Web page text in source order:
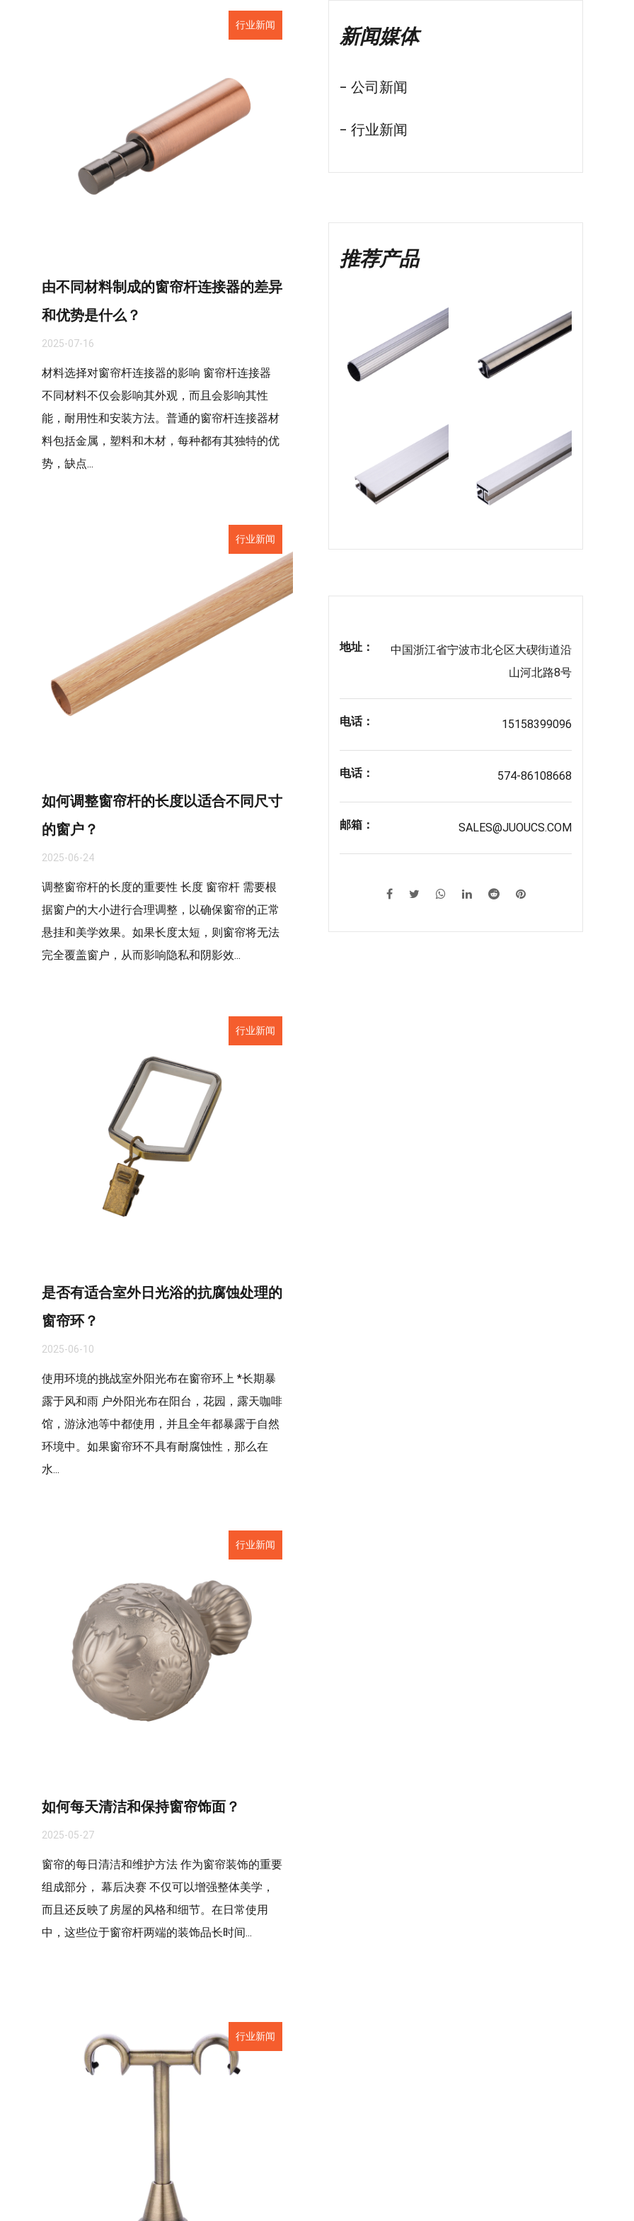
行业新闻
由不同材料制成的窗帘杆连接器的差异
和优势是什么？
2025-07-16
材料选择对窗帘杆连接器的影响 窗帘杆连接器
不同材料不仅会影响其外观，而且会影响其性
能，耐用性和安装方法。普通的窗帘杆连接器材
料包括金属，塑料和木材，每种都有其独特的优
势，缺点...
行业新闻
如何调整窗帘杆的长度以适合不同尺寸
的窗户？
2025-06-24
调整窗帘杆的长度的重要性 长度 窗帘杆 需要根
据窗户的大小进行合理调整，以确保窗帘的正常
悬挂和美学效果。如果长度太短，则窗帘将无法
完全覆盖窗户，从而影响隐私和阴影效...
行业新闻
是否有适合室外日光浴的抗腐蚀处理的
窗帘环？
2025-06-10
使用环境的挑战室外阳光布在窗帘环上 *长期暴
露于风和雨 户外阳光布在阳台，花园，露天咖啡
馆，游泳池等中都使用，并且全年都暴露于自然
环境中。如果窗帘环不具有耐腐蚀性，那么在
水...
行业新闻
如何每天清洁和保持窗帘饰面？
2025-05-27
窗帘的每日清洁和维护方法 作为窗帘装饰的重要
组成部分， 幕后决赛 不仅可以增强整体美学，
而且还反映了房屋的风格和细节。在日常使用
中，这些位于窗帘杆两端的装饰品长时间...
行业新闻
新闻媒体
- 公司新闻
- 行业新闻
推荐产品
地址：
中国浙江省宁波市北仑区大碶街道沿
山河北路8号
电话： 15158399096
电话： 574-86108668
邮箱： SALES@JUOUCS.COM